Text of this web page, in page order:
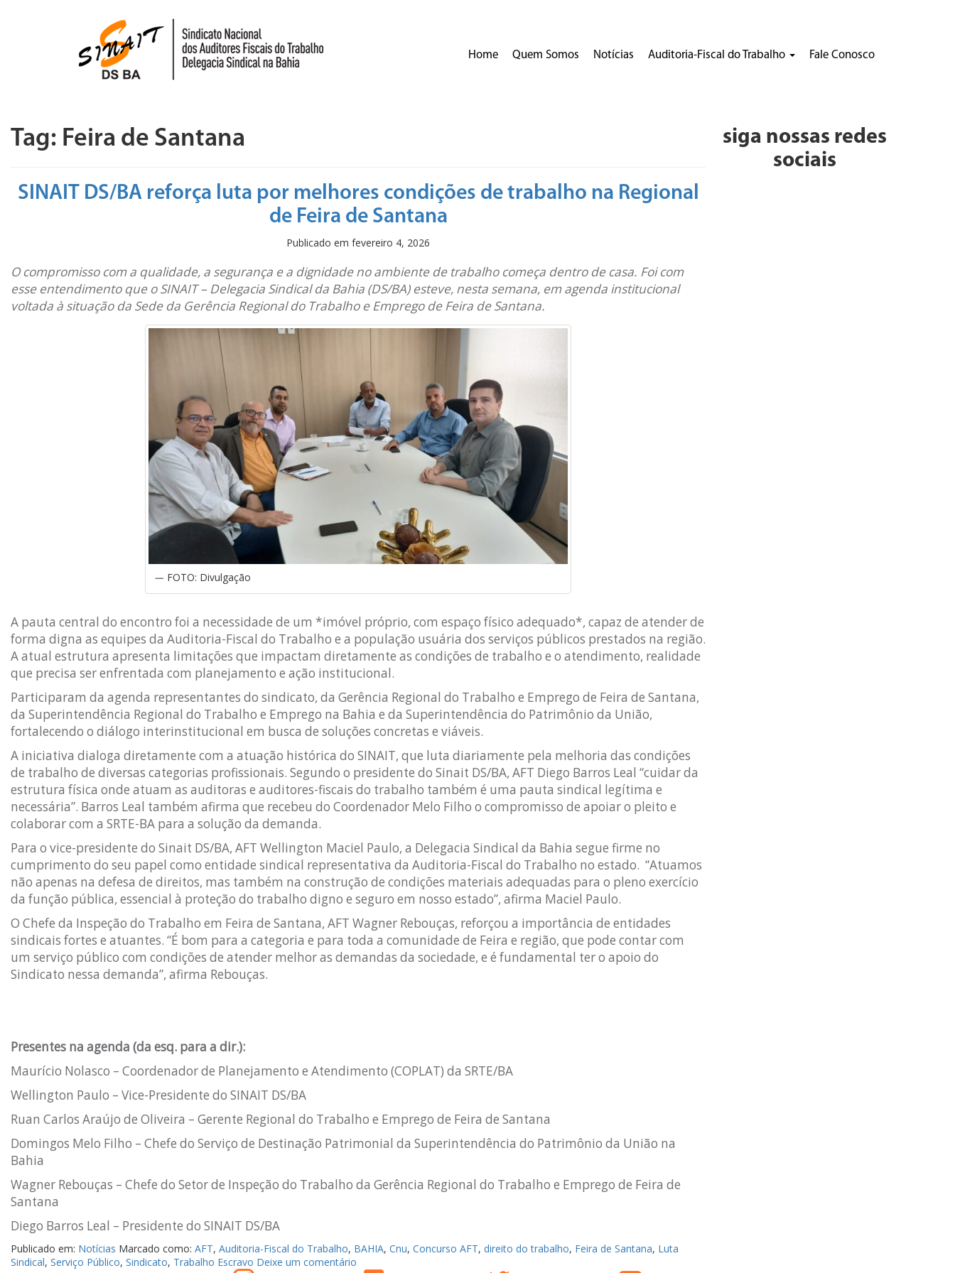
Home Quem Somos Notícias Auditoria-Fiscal do Trabalho Fale Conosco
Tag: Feira de Santana
SINAIT DS/BA reforça luta por melhores condições de trabalho na Regional
de Feira de Santana
Publicado em fevereiro 4, 2026
O compromisso com a qualidade, a segurança e a dignidade no ambiente de trabalho começa dentro de casa. Foi com
esse entendimento que o SINAIT – Delegacia Sindical da Bahia (DS/BA) esteve, nesta semana, em agenda institucional
voltada à situação da Sede da Gerência Regional do Trabalho e Emprego de Feira de Santana.
FOTO: Divulgação
A pauta central do encontro foi a necessidade de um *imóvel próprio, com espaço físico adequado*, capaz de atender de
forma digna as equipes da Auditoria-Fiscal do Trabalho e a população usuária dos serviços públicos prestados na região.
A atual estrutura apresenta limitações que impactam diretamente as condições de trabalho e o atendimento, realidade
que precisa ser enfrentada com planejamento e ação institucional.
Participaram da agenda representantes do sindicato, da Gerência Regional do Trabalho e Emprego de Feira de Santana,
da Superintendência Regional do Trabalho e Emprego na Bahia e da Superintendência do Patrimônio da União,
fortalecendo o diálogo interinstitucional em busca de soluções concretas e viáveis.
A iniciativa dialoga diretamente com a atuação histórica do SINAIT, que luta diariamente pela melhoria das condições
de trabalho de diversas categorias profissionais. Segundo o presidente do Sinait DS/BA, AFT Diego Barros Leal “cuidar da
estrutura física onde atuam as auditoras e auditores-fiscais do trabalho também é uma pauta sindical legítima e
necessária”. Barros Leal também afirma que recebeu do Coordenador Melo Filho o compromisso de apoiar o pleito e
colaborar com a SRTE-BA para a solução da demanda.
Para o vice-presidente do Sinait DS/BA, AFT Wellington Maciel Paulo, a Delegacia Sindical da Bahia segue firme no
cumprimento do seu papel como entidade sindical representativa da Auditoria-Fiscal do Trabalho no estado. “Atuamos
não apenas na defesa de direitos, mas também na construção de condições materiais adequadas para o pleno exercício
da função pública, essencial à proteção do trabalho digno e seguro em nosso estado”, afirma Maciel Paulo.
O Chefe da Inspeção do Trabalho em Feira de Santana, AFT Wagner Rebouças, reforçou a importância de entidades
sindicais fortes e atuantes. “É bom para a categoria e para toda a comunidade de Feira e região, que pode contar com
um serviço público com condições de atender melhor as demandas da sociedade, e é fundamental ter o apoio do
Sindicato nessa demanda”, afirma Rebouças.
Presentes na agenda (da esq. para a dir.):
Maurício Nolasco – Coordenador de Planejamento e Atendimento (COPLAT) da SRTE/BA
Wellington Paulo – Vice-Presidente do SINAIT DS/BA
Ruan Carlos Araújo de Oliveira – Gerente Regional do Trabalho e Emprego de Feira de Santana
Domingos Melo Filho – Chefe do Serviço de Destinação Patrimonial da Superintendência do Patrimônio da União na
Bahia
Wagner Rebouças – Chefe do Setor de Inspeção do Trabalho da Gerência Regional do Trabalho e Emprego de Feira de
Santana
Diego Barros Leal – Presidente do SINAIT DS/BA
Publicado em: Notícias Marcado como: AFT, Auditoria-Fiscal do Trabalho, BAHIA, Cnu, Concurso AFT, direito do trabalho, Feira de Santana, Luta
Sindical, Serviço Público, Sindicato, Trabalho Escravo Deixe um comentário
siga nossas redes
sociais